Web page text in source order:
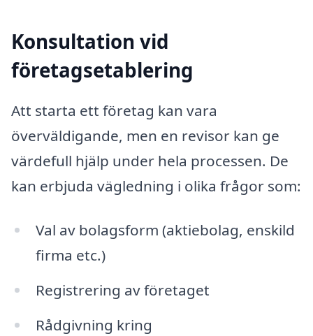
Konsultation vid
företagsetablering
Att starta ett företag kan vara
överväldigande, men en revisor kan ge
värdefull hjälp under hela processen. De
kan erbjuda vägledning i olika frågor som:
Val av bolagsform (aktiebolag, enskild
firma etc.)
Registrering av företaget
Rådgivning kring